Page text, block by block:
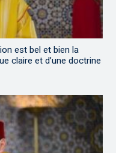
est bel et bien la
claire et d’une doctrine